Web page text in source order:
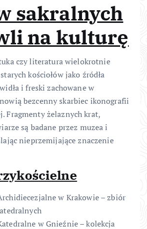
sakralnych
na kulturę
czy literatura wielokrotnie
kościołów jako źródła
i freski zachowane w
bezcenny skarbiec ikonografii
Fragmenty żelaznych krat,
są badane przez muzea i
nieprzemijające znaczenie
w Krakowie – zbiór
w Gnieźnie – kolekcja